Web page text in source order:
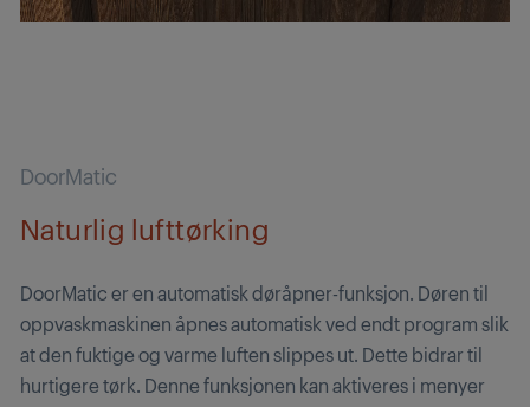
DoorMatic
Naturlig lufttørking
DoorMatic er en automatisk døråpner-funksjon. Døren til
oppvaskmaskinen åpnes automatisk ved endt program slik
at den fuktige og varme luften slippes ut. Dette bidrar til
hurtigere tørk. Denne funksjonen kan aktiveres i menyer